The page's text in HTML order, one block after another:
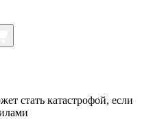
стать катастрофой, если